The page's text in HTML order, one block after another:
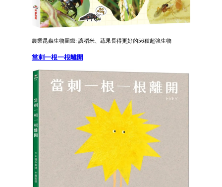
農業昆蟲生物圖鑑: 讓稻米、蔬果長得更好的56種超強生物
當刺一根一根離開